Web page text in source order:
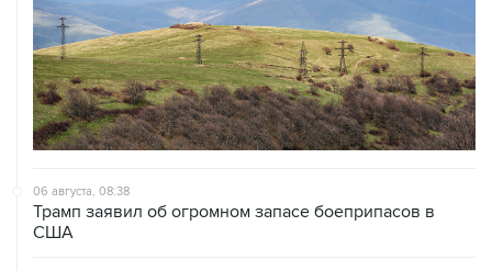
06 августа, 08:38
Трамп заявил об огромном запасе боеприпасов в
США